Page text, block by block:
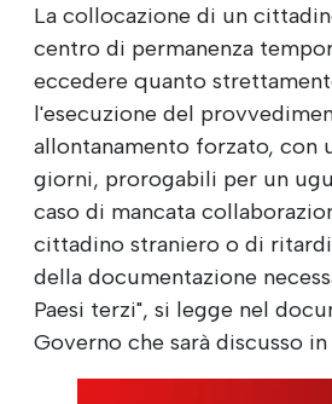
La collocazione di un
centro di permanenza
eccedere quanto
l'esecuzione del
allontanamento forzato, con
giorni, prorogabili per un
caso di mancata
cittadino straniero o di
della documentazione
Paesi terzi", si legge nel
Governo che sarà discusso in